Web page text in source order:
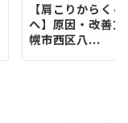
【肩こりからく
へ】原因・改善
幌市西区八...